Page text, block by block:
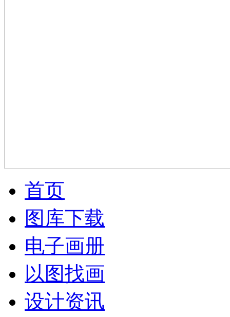
首页
图库下载
电子画册
以图找画
设计资讯